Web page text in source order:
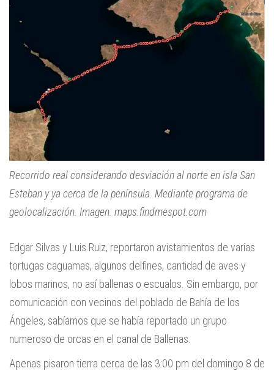
Recorrido real considerando desviación al norte en isla San
Esteban y ya cerca de la península. Mediante programa de
geolocalización. Imagen: maps.findmespot.com
Edgar Silvas y Luis Ruiz, reportaron avistamientos de varias
tortugas caguamas, algunos delfines, cantidad de aves y
lobos marinos, no así ballenas o escualos. Sin embargo, por
comunicación con vecinos del poblado de Bahía de los
Ángeles, sabíamos que se había reportado un grupo
numeroso de orcas en el canal de Ballenas.
Apenas pisaron tierra cerca de las 3:00 pm del domingo 8 de